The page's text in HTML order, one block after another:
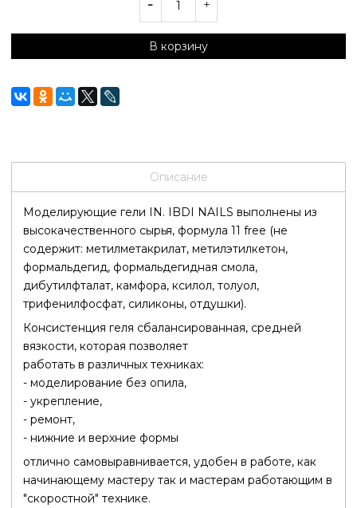
В корзину
Описание
Моделирующие гели IN. IBDI NAILS выполнены из
высокачественного сырья, формула 11 free (не
содержит: метилметакрилат, метилэтилкетон,
формальдегид, формальдегидная смола,
дибутилфталат, камфора, ксилол, толуол,
трифенилфосфат, силиконы, отдушки).
Консистенция геля сбалансированная, средней
вязкости, которая позволяет
работать в различных техниках:
- моделирование без опила,
- укрепление,
- ремонт,
- нижние и верхние формы
отлично самовыравнивается, удобен в работе, как
начинающему мастеру так и мастерам работающим в
"скоростной" технике.